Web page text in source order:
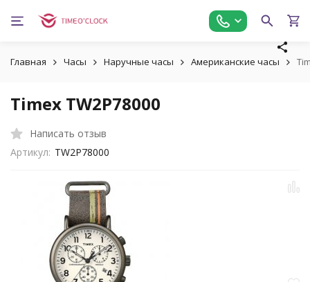
Главная Часы Наручные часы Американские часы
Timex TW2P78000
Написать отзыв
Артикул: TW2P78000